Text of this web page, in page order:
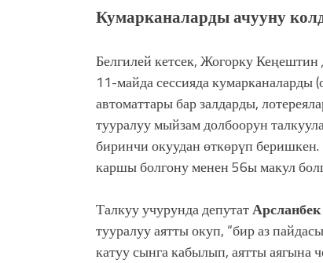
Кумарканаларды ачууну
Белгилей кетсек, Жогорку Кеңештин
11-майда сессияда кумарканаларды
автоматтары бар залдарды,
тууралуу мыйзам долбоорун
биринчи окуудан өткөрүп беришкен.
каршы болгону менен 56ы макул
Талкуу учурунда депутат
тууралуу аятты окуп, “бир аз
катуу сынга кабылып, аятты аягына